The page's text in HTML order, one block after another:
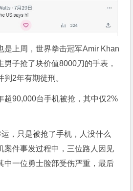
是上周，世界拳击冠军Amir Khan
男子抢了块价值8000刀的手表，
判2年有期徒刑。
超90,000台手机被抢，其中仅2%
运，只是被抢了手机，人没什么
案件事发过程中，三位路人因见
中一位勇士脸部受伤严重，最后